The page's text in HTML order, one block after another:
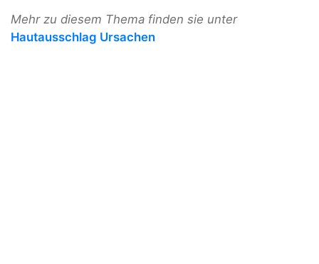
Mehr zu diesem Thema finden sie unter
Hautausschlag Ursachen